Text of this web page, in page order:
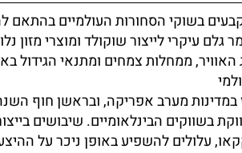
בשוקי הסחורות העולמיים בהתאם
עיקרי לייצור שוקולד ומוצרי מזון
ממחלות צמחים ומתנאי הגידול
מערב אפריקה, ובראשן חוף
בשווקים הבינלאומיים. שיבושים
עלולים להשפיע באופן ניכר על